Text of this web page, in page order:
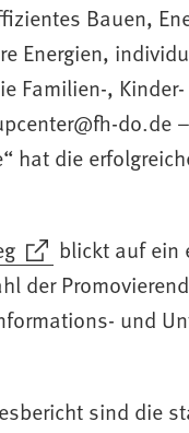
Bauen,
Energien,
Familien-,
fh-do de
hat die
blickt auf ein
der
und
sind die